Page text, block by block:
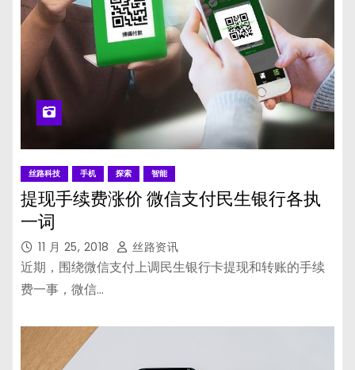
丝路科技 手机 探索 智能
提现手续费涨价 微信支付民生银行各执
一词
11 月 25, 2018 丝路资讯
近期，围绕微信支付上调民生银行卡提现和转账的手续
费一事，微信…